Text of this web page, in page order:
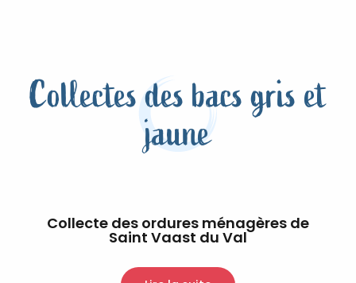
Collectes des bacs gris et
jaune
Collecte des ordures ménagères de
Saint Vaast du Val